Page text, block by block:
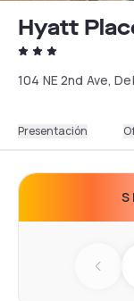
Hyatt
104 NE 2nd Ave,
Presentación